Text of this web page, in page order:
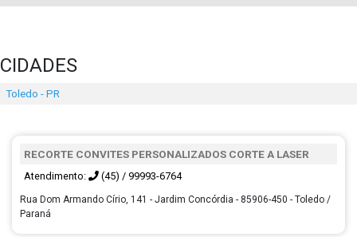
CIDADES
Toledo - PR
RECORTE CONVITES PERSONALIZADOS CORTE A LASER
Atendimento: (45) / 99993-6764
Rua Dom Armando Círio, 141 - Jardim Concórdia - 85906-450 - Toledo /
Paraná